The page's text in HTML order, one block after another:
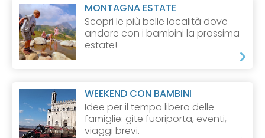
MONTAGNA ESTATE
Scopri le più belle località dove
andare con i bambini la prossima
estate!
WEEKEND CON BAMBINI
Idee per il tempo libero delle
famiglie: gite fuoriporta, eventi,
viaggi brevi.